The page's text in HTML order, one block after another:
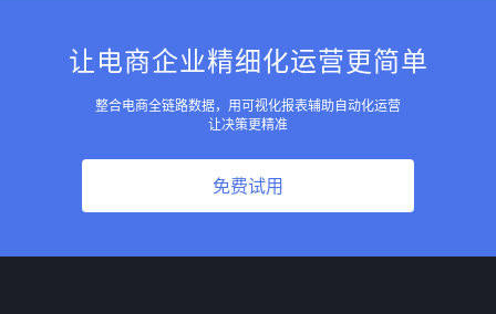
让电商企业精细化运营更简单
整合电商全链路数据，用可视化报表辅助自动化运营
让决策更精准
免费试用